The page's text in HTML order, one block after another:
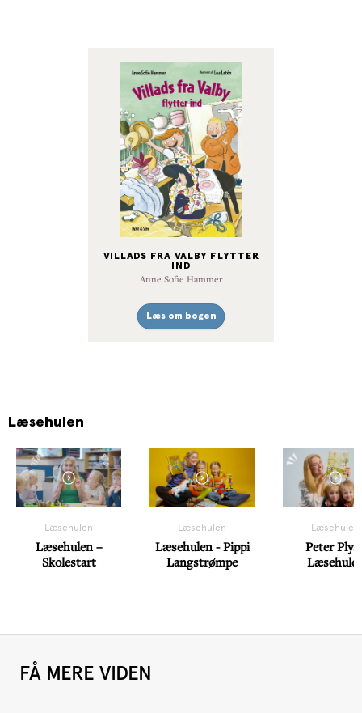
VILLADS FRA VALBY FLYTTER
IND
Anne Sofie Hammer
Læs om bogen
Læsehulen
Læsehulen
Læsehulen –
Skolestart
Læsehulen
Læsehulen - Pippi
Langstrømpe
Læsehulen
Peter Plys
FÅ MERE VIDEN